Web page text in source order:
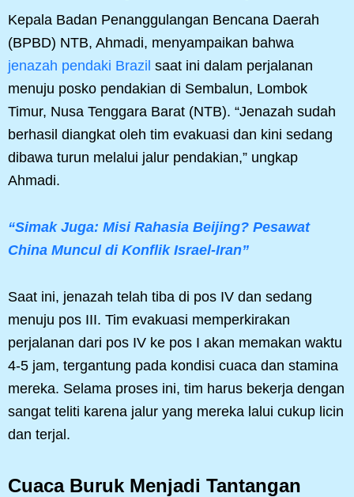
Kepala Badan Penanggulangan Bencana Daerah
(BPBD) NTB, Ahmadi, menyampaikan bahwa
jenazah pendaki Brazil saat ini dalam perjalanan
menuju posko pendakian di Sembalun, Lombok
Timur, Nusa Tenggara Barat (NTB). “Jenazah sudah
berhasil diangkat oleh tim evakuasi dan kini sedang
dibawa turun melalui jalur pendakian,” ungkap
Ahmadi.
“Simak Juga: Misi Rahasia Beijing? Pesawat
China Muncul di Konflik Israel-Iran”
Saat ini, jenazah telah tiba di pos IV dan sedang
menuju pos III. Tim evakuasi memperkirakan
perjalanan dari pos IV ke pos I akan memakan waktu
4-5 jam, tergantung pada kondisi cuaca dan stamina
mereka. Selama proses ini, tim harus bekerja dengan
sangat teliti karena jalur yang mereka lalui cukup licin
dan terjal.
Cuaca Buruk Menjadi Tantangan